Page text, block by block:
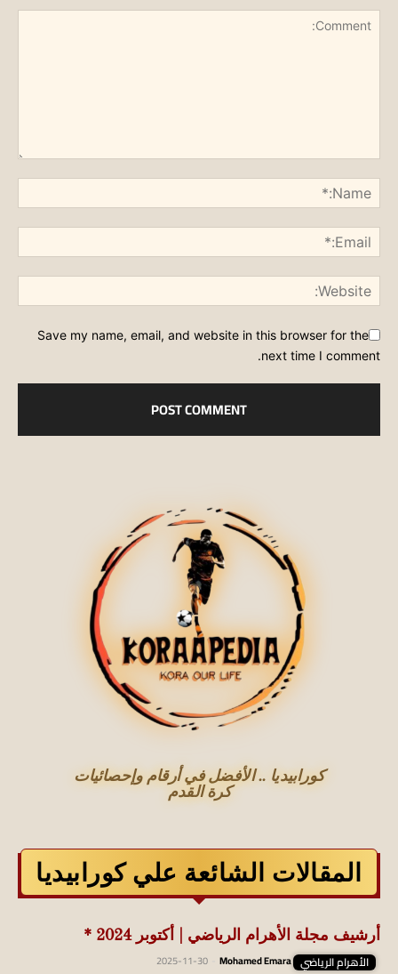
Save my name, email, and website in this browser for the
next time I comment.
كورابيديا .. الأفضل في أرقام وإحصائيات
كرة القدم
المقالات الشائعة علي كورابيديا
أرشيف مجلة الأهرام الرياضي | أكتوبر 2024 *
الأهرام الرياضي Mohamed Emara
2025-11-30